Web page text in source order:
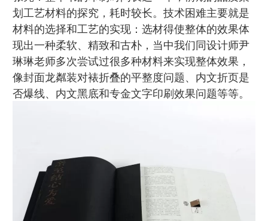
划工艺材料的探究，耗时较长。技术困难主要就是
材料的选择和工艺的实现：选材得使整体的效果体
现出一种柔软、精致和古朴，当中我们同设计师尹
琳琳老师多次尝试过很多种材料来实现整体效果，
像封面龙粼装对裱折叠的平整度问题、内文折页是
否爆线、内文黑底和专金文字印刷效果问题等等。